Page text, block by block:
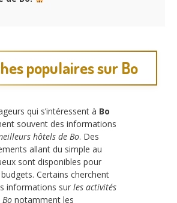
populaires sur Bo
qui s’intéressent à Bo
souvent des informations
hôtels de Bo. Des
allant du simple au
sont disponibles pour
Certains cherchent
informations sur les activités
notamment les